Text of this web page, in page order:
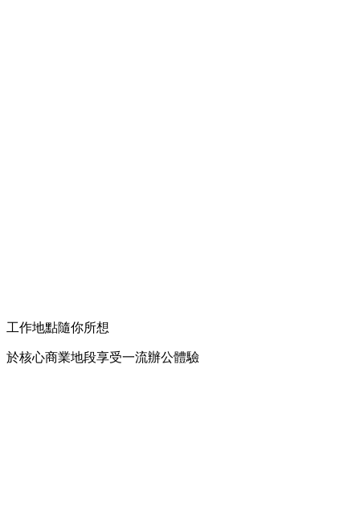
工作地點隨你所想
於核心商業地段享受一流辦公體驗